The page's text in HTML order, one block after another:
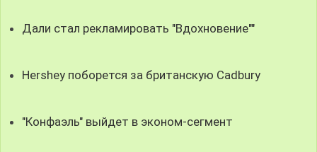
Дали стал рекламировать "Вдохновение""
Hershey поборется за британскую Cadbury
"Конфаэль" выйдет в эконом-сегмент